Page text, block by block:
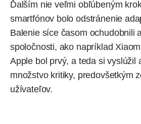
Ďalším nie veľmi obľúbeným
smartfónov boloodstránenie
Balenie síce časom ochudobnili
spoločnosti, ako napríklad
Apple bol prvý, a teda si vyslúžil
množstvo kritiky, predovšetkým
užívateľov.